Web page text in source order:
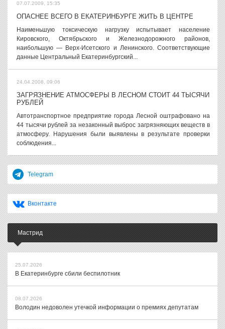
07.07.2009, 15:35
ОПАСНЕЕ ВСЕГО В ЕКАТЕРИНБУРГЕ ЖИТЬ В ЦЕНТРЕ
Наименьшую токсическую нагрузку испытывает население
Кировского, Октябрьского и Железнодорожного районов,
наибольшую — Верх-Исетского и Ленинского. Соответствующие
данные Центральный Екатеринбургский...
24.04.2008, 09:06
ЗАГРЯЗНЕНИЕ АТМОСФЕРЫ В ЛЕСНОМ СТОИТ 44 ТЫСЯЧИ
РУБЛЕЙ
Автотранспортное предприятие города Лесной оштрафовано на
44 тысячи рублей за незаконный выброс загрязняющих веществ в
атмосферу. Нарушения были выявлены в результате проверки
соблюдения...
Telegram
Вконтакте
Мастрид
25.07.2026
В Екатеринбурге сбили беспилотник
08.07.2026
Володин недоволен утечкой информации о премиях депутатам